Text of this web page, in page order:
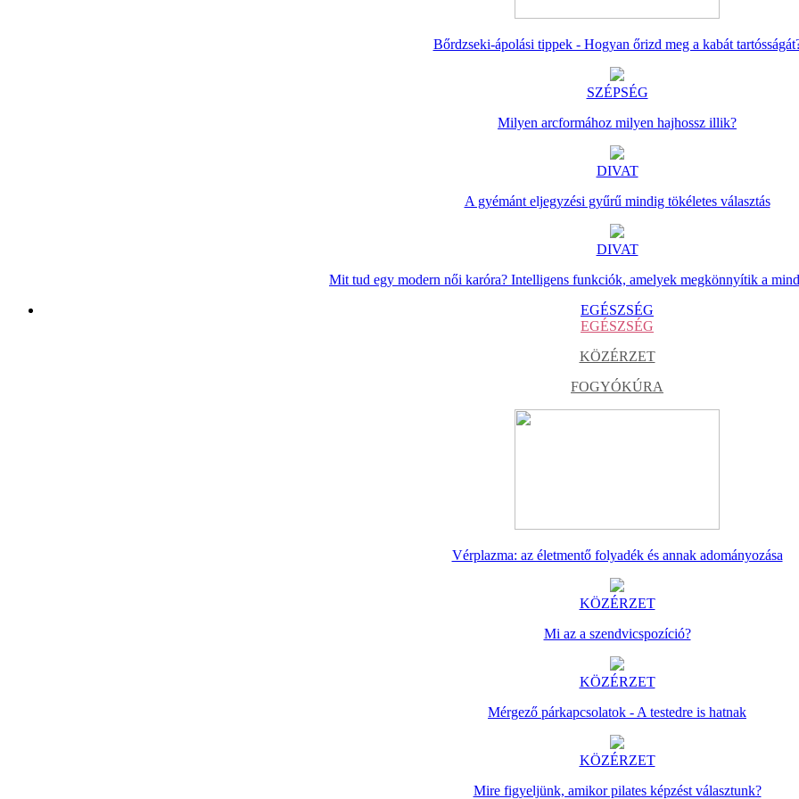
Bőrdzseki-ápolási tippek - Hogyan őrizd meg a kabát
SZÉPSÉG
Milyen arcformához milyen hajhossz illik?
DIVAT
A gyémánt eljegyzési gyűrű mindig tökéletes választás
DIVAT
Mit tud egy modern női karóra? Intelligens funkciók, amelyek megkönnyítik a
EGÉSZSÉG
EGÉSZSÉG
KÖZÉRZET
FOGYÓKÚRA
Vérplazma: az életmentő folyadék és annak adományozása
KÖZÉRZET
Mi az a szendvicspozíció?
KÖZÉRZET
Mérgező párkapcsolatok - A testedre is hatnak
KÖZÉRZET
Mire figyeljünk, amikor pilates képzést választunk?